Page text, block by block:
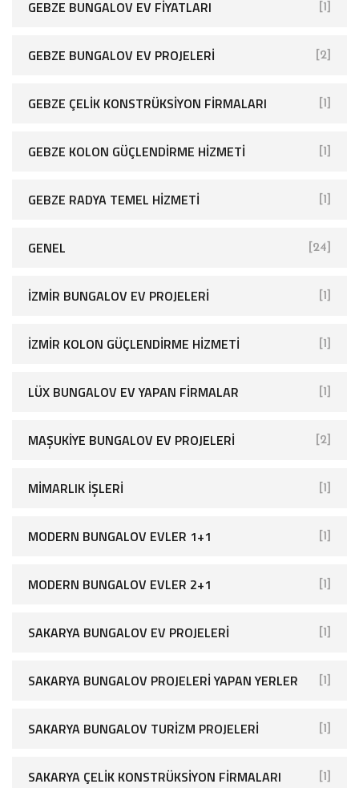
GEBZE BUNGALOV EV FIYATLARI [1]
GEBZE BUNGALOV EV PROJELERI [2]
GEBZE ÇELIK KONSTRÜKSIYON FIRMALARI [1]
GEBZE KOLON GÜÇLENDIRME HIZMETI [1]
GEBZE RADYA TEMEL HIZMETI [1]
GENEL [24]
İZMIR BUNGALOV EV PROJELERI [1]
İZMIR KOLON GÜÇLENDIRME HIZMETI [1]
LÜX BUNGALOV EV YAPAN FIRMALAR [1]
MAŞUKIYE BUNGALOV EV PROJELERI [2]
MIMARLIK İŞLERI [1]
MODERN BUNGALOV EVLER 1+1 [1]
MODERN BUNGALOV EVLER 2+1 [1]
SAKARYA BUNGALOV EV PROJELERI [1]
SAKARYA BUNGALOV PROJELERI YAPAN YERLER [1]
SAKARYA BUNGALOV TURIZM PROJELERI [1]
SAKARYA ÇELIK KONSTRÜKSIYON FIRMALARI [1]